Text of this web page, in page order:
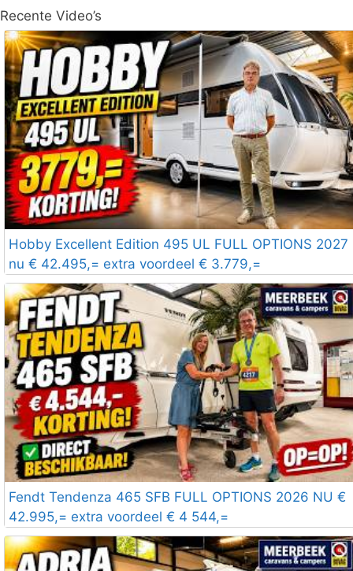
Recente Video’s
Hobby Excellent Edition 495 UL FULL OPTIONS 2027
nu € 42.495,= extra voordeel € 3.779,=
Fendt Tendenza 465 SFB FULL OPTIONS 2026 NU €
42.995,= extra voordeel € 4 544,=